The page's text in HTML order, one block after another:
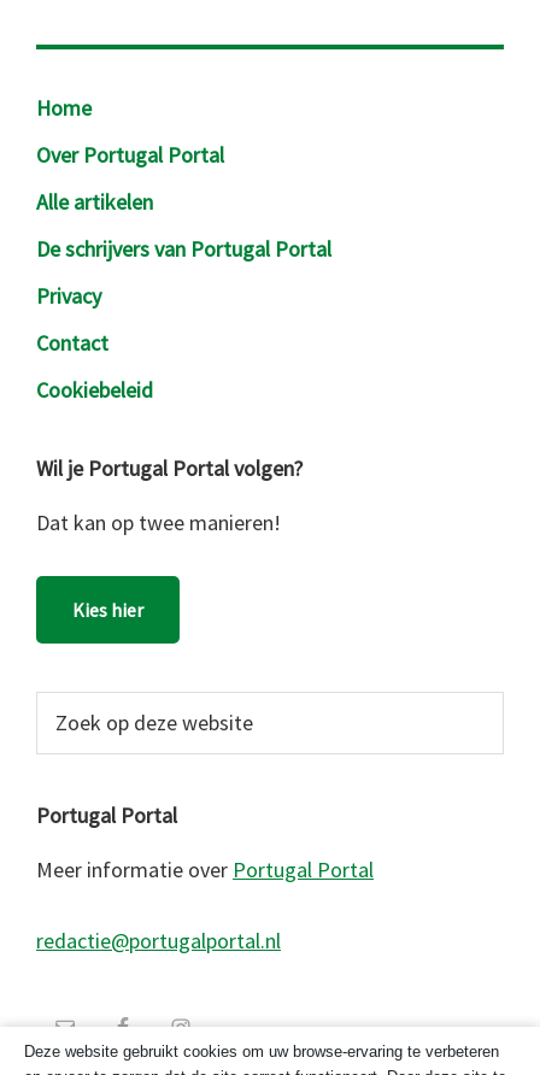
Footer
Home
Over Portugal Portal
Alle artikelen
De schrijvers van Portugal Portal
Privacy
Contact
Cookiebeleid
Wil je Portugal Portal volgen?
Dat kan op twee manieren!
Kies hier
website
Portugal Portal
Meer informatie over Portugal Portal
redactie@portugalportal.nl
Deze website gebruikt cookies om uw browse-ervaring te verbeteren